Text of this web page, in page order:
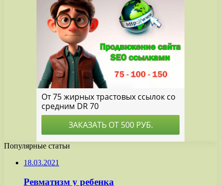
Популярные статьи
18.03.2021
Ревматизм у ребенка